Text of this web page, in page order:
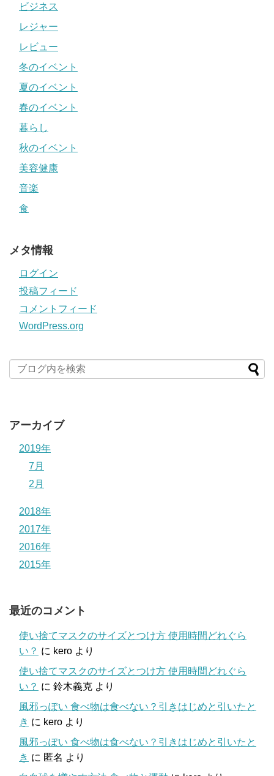
ビジネス
レジャー
レビュー
冬のイベント
夏のイベント
春のイベント
暮らし
秋のイベント
美容健康
音楽
食
メタ情報
ログイン
投稿フィード
コメントフィード
WordPress.org
アーカイブ
2019年
7月
2月
2018年
2017年
2016年
2015年
最近のコメント
使い捨てマスクのサイズとつけ方 使用時間どれぐら
い？ に kero より
使い捨てマスクのサイズとつけ方 使用時間どれぐら
い？ に 鈴木義克 より
風邪っぽい 食べ物は食べない？引きはじめと引いたと
き に kero より
風邪っぽい 食べ物は食べない？引きはじめと引いたと
き に 匿名 より